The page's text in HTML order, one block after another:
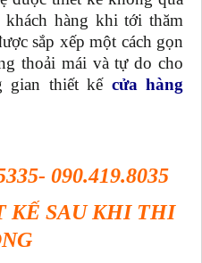
hàng khi tới thăm
sắp xếp một cách gọn
thoải mái và tự do cho
gian thiết kế cửa hàng
090.419.8035
KẾ SAU KHI THI